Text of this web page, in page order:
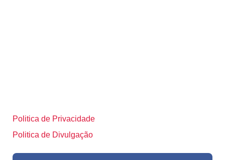
Politica de Privacidade
Politica de Divulgação